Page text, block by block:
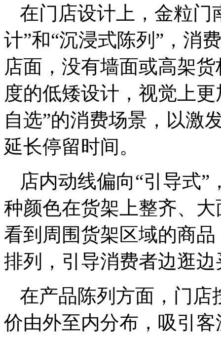
在门店设计上，金粒门
计”和“沉浸式陈列”，消
店面，没有墙面或高架
度的低矮设计，视觉上
自选”的消费场景，以激
延长停留时间。
店内动线偏向“引导式
种颜色在货架上整齐、
看到周围货架区域的商
排列，引导消费者边逛
在产品陈列方面，门店
价由外至内分布，吸引